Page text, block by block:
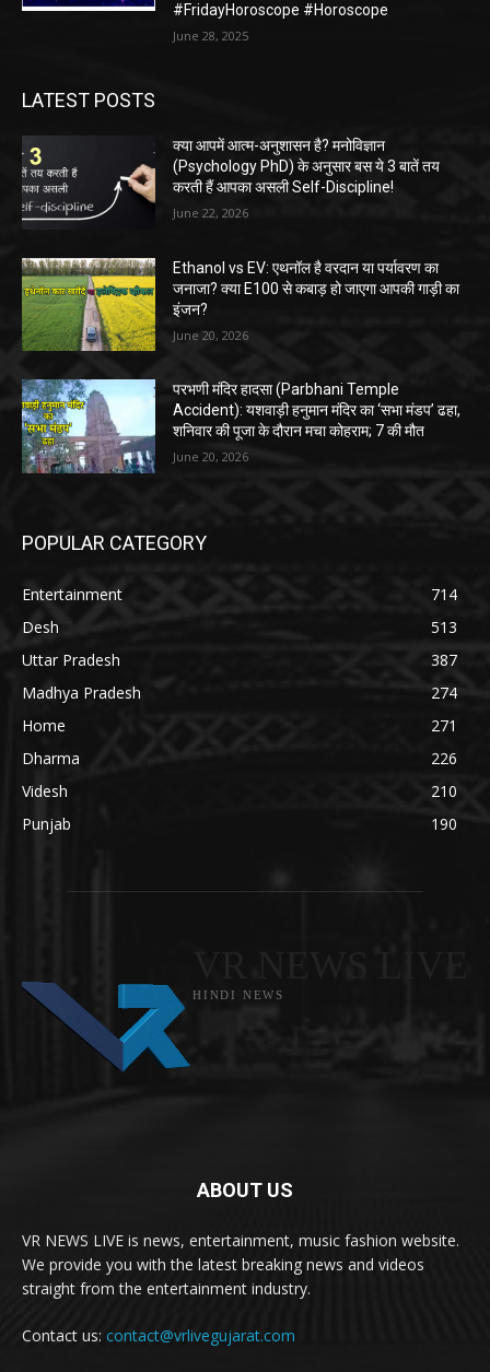
#FridayHoroscope #Horoscope
June 28, 2025
LATEST POSTS
क्या आपमें आत्म-अनुशासन है? मनोविज्ञान
(Psychology PhD) के अनुसार बस ये 3 बातें तय
करती हैं आपका असली Self-Discipline!
June 22, 2026
Ethanol vs EV: एथनॉल है वरदान या पर्यावरण का
जनाजा? क्या E100 से कबाड़ हो जाएगा आपकी गाड़ी का
इंजन?
June 20, 2026
परभणी मंदिर हादसा (Parbhani Temple
Accident): यशवाड़ी हनुमान मंदिर का ‘सभा मंडप’ ढहा,
शनिवार की पूजा के दौरान मचा कोहराम; 7 की मौत
June 20, 2026
POPULAR CATEGORY
Entertainment
714
Desh
513
Uttar Pradesh
387
Madhya Pradesh
274
Home
271
Dharma
226
Videsh
210
Punjab
190
HINDI NEWS
ABOUT US
VR NEWS LIVE is news, entertainment, music fashion website.
We provide you with the latest breaking news and videos
straight from the entertainment industry.
Contact us: contact@vrlivegujarat.com